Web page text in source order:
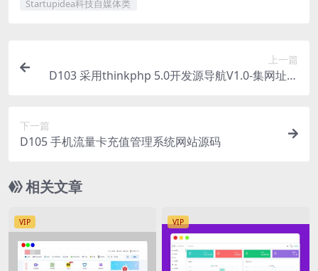
Startupidea科技自媒体类
上一篇
D103 采用thinkphp 5.0开发源导航V1.0-集网址、
下一篇
D105 手机流量卡充值管理系统网站源码
相关文章
VIP VIP